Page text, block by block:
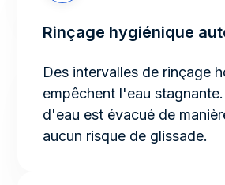
Rinçage hygiénique
Des intervalles de rinçage
empêchent l'eau
d'eau est évacué de
aucun risque de glissade.